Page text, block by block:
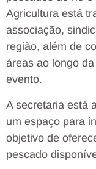
Agricultura está
associação,
região, além de
áreas ao longo
evento.
A secretaria está
um espaço para
objetivo de
pescado